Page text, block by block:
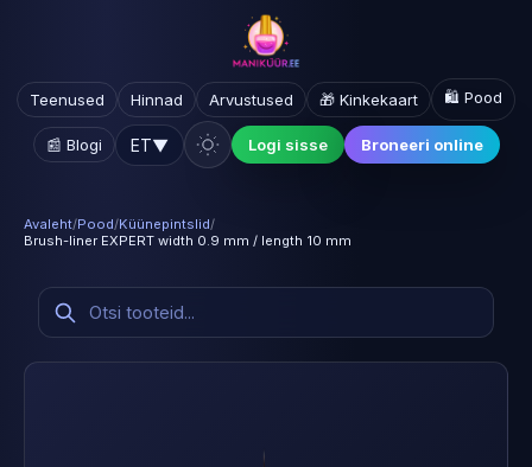
Teenused Hinnad Arvustused 🎁 Kinkekaart 🛍️ Pood
📰 Blogi ET▼ Logi sisse Broneeri online
Avaleht/Pood/Küünepintslid/
Brush-liner EXPERT width 0.9 mm / length 10 mm